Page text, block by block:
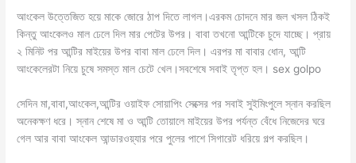
আংকেল উত্তেজিত হয়ে মাকে জোরে ঠাপ দিতে লাগল।এরকম চোদনে মার জল খসল ঠিকই
কিন্তু আংকেলও মাল ঢেলে দিল মার পেটের উপর। বাবা তখনো আন্টিকে চুদে যাচ্ছে। প্রায়
২ মিনিট পর আন্টির মাইয়ের উপর বাবা মাল ঢেলে দিল। এরপর মা বাবার ধোন, আন্টি
আংকেলেরটা নিয়ে চুষে সমস্ত মাল চেটে খেল।সবশেষে সবাই তৃপ্ত হল। sex golpo
সেদিন মা,বাবা,আংকেল,আন্টির ওয়াইফ সোয়াপিং সেক্সের পর সবাই সুইমিংপুলে স্নান করছিল
অনেকক্ষণ ধরে। স্নান শেষে মা ও আন্টি তোয়ালে মাইয়ের উপর পর্যন্ত বেঁধে নিজেদের ঘরে
গেল আর বাবা আংকেল আন্ডারওয়্যার পরে পুলের পাশে সিগারেট ধরিয়ে গল্প করছিল।